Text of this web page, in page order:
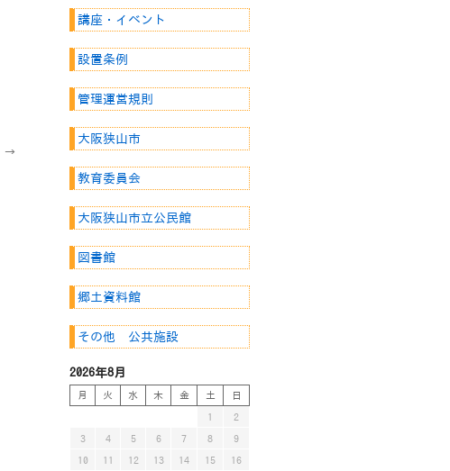
→
講座・イベント
設置条例
管理運営規則
大阪狭山市
教育委員会
大阪狭山市立公民館
図書館
郷土資料館
その他 公共施設
2026年8月
月 火 水 木 金 土 日
1
2
3
4 5 6 7 8
9
10
11 12 13 14 15
16